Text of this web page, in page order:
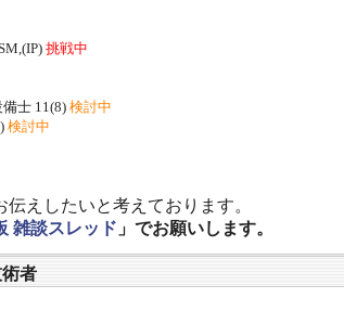
挑戦中
士 11(8) 検討中
検討中
えしたいと考えております。
雑談スレッド 」でお願いします。
者